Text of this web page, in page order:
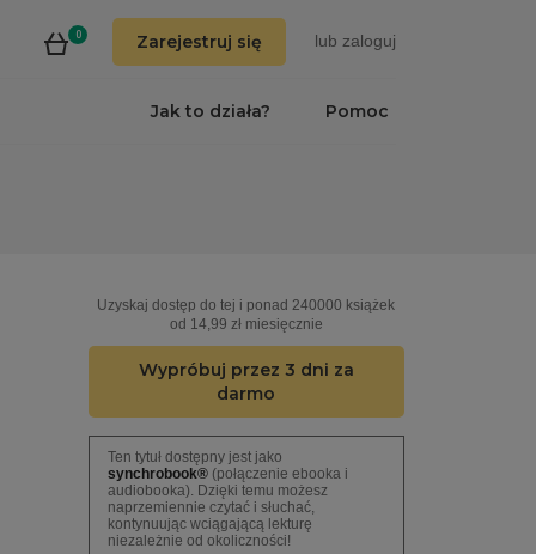
0 Zarejestruj się lub zaloguj
Pomoc
Jak to działa?
Uzyskaj dostęp do tej i ponad 240000 książek
od 14,99 zł miesięcznie
Wypróbuj przez 3 dni za
darmo
Ten tytuł dostępny jest jako
synchrobook®(połączenie ebooka i
audiobooka). Dzięki temu możesz
naprzemiennie czytać i słuchać,
kontynuując wciągającą lekturę
niezależnie od okoliczności!